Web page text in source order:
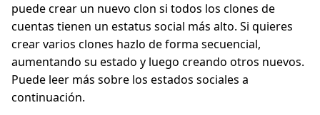
puede crear un nuevo clon si todos los clones de
cuentas tienen un estatus social más alto. Si quieres
crear varios clones hazlo de forma secuencial,
aumentando su estado y luego creando otros nuevos.
Puede leer más sobre los estados sociales a
continuación.